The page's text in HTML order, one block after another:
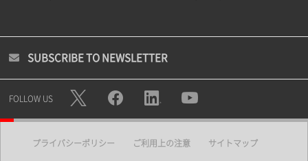
SUBSCRIBE TO NEWSLETTER
FOLLOW US
プライバシーポリシー ご利用上の注意 サイトマップ